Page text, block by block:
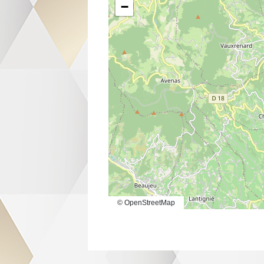
−
© OpenStreetMap